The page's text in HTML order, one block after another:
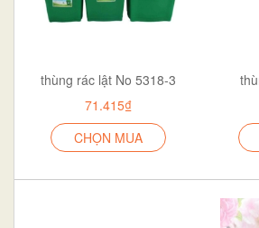
thùng rác lật No 5318-3
71.415₫
CHỌN MUA